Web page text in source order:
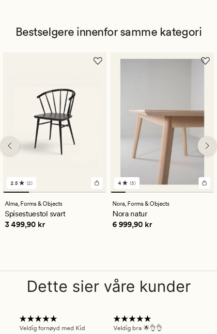
Bestselgere innenfor samme kategori
2
anmeldelser
med
en
gjennomsnittlig
vurdering
2.5 (2)
Alma, Forms & Objects
Spisestuestol svart
Pris 3 499,90 kr
3 499,90 kr
5
anmeldelser
med
en
gjennomsnittlig
vurdering
4 (5)
Nora, Forms & Objects
Nora natur
Pris 6 999,90 kr
6 999,90 kr
Dette sier våre kunder
Veldig fornøyd med Kid
Veldig bra 🌟👌👌